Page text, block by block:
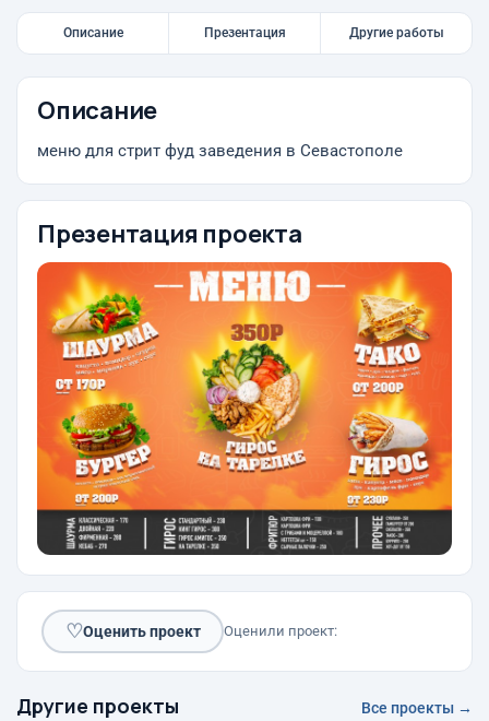
Описание Презентация Другие работы
Описание
меню для стрит фуд заведения в Севастополе
Презентация проекта
♡Оценить проект Оценили проект:
Другие проекты Все проекты →